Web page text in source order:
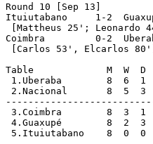
Round 10 [Sep 13]
Ituiutabano	1-2  Guaxupé		[Att.:72]
[Mattheus 25'; Leonardo
Coimbra		0-2  Uberaba		[Att.:97]
[Carlos 53', Elcarlos
Table		  M  W  D  L  GF-GA  Pts
1.Uberaba	  8  6  1  1  11- 2  19  Qualified
2.Nacional	  8  5  3  0   9- 2  18  Qualified
3.Coimbra	  8  3  1  4   8-11  10
4.Guaxupé	  8  2  3  3   6- 8   9
5.Ituiutabano	  8  0  0  8   4-15   0